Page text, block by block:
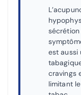
est aussi
cravings
limitant